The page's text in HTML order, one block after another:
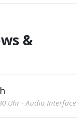
&
Uhr · Audio Interface